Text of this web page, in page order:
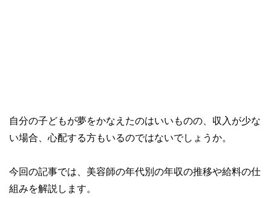
自分の子どもが夢をかなえたのはいいものの、収入が少な
い場合、心配する方もいるのではないでしょうか。
今回の記事では、美容師の年代別の年収の推移や給料の仕
組みを解説します。